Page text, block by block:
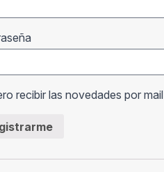
recibir las novedades por mail